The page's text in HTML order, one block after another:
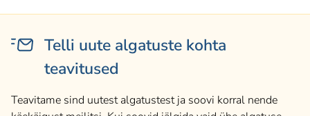
Telli uute algatuste kohta
teavitused
Teavitame sind uutest algatustest ja soovi korral nende